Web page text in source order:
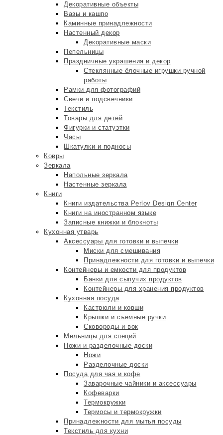
Декоративные объекты
Вазы и кашпо
Каминные принадлежности
Настенный декор
Декоративные маски
Пепельницы
Праздничные украшения и декор
Стеклянные ёлочные игрушки ручной
работы
Рамки для фотографий
Свечи и подсвечники
Текстиль
Товары для детей
Фигурки и статуэтки
Часы
Шкатулки и подносы
Ковры
Зеркала
Напольные зеркала
Настенные зеркала
Книги
Книги издательства Perlov Design Center
Книги на иностранном языке
Записные книжки и блокноты
Кухонная утварь
Аксессуары для готовки и выпечки
Миски для смешивания
Принадлежности для готовки и выпечки
Контейнеры и емкости для продуктов
Банки для сыпучих продуктов
Контейнеры для хранения продуктов
Кухонная посуда
Кастрюли и ковши
Крышки и съемные ручки
Сковороды и вок
Мельницы для специй
Ножи и разделочные доски
Ножи
Разделочные доски
Посуда для чая и кофе
Заварочные чайники и аксессуары
Кофеварки
Термокружки
Термосы и термокружки
Принадлежности для мытья посуды
Текстиль для кухни